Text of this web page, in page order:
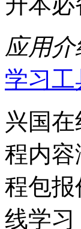
应用介
学习工
兴国
程内
程包
线学